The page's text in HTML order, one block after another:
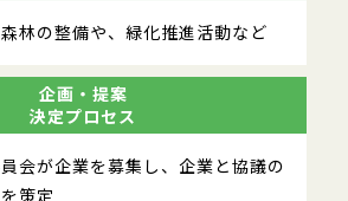
林の整備や、緑化推進活動など
企画・提案
決定プロセス
会が企業を募集し、企業と協議の
策定